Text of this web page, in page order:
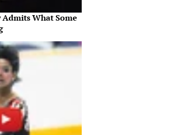
What Some